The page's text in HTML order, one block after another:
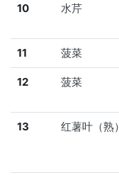
10 水芹
11 菠菜
12 菠菜
13 红薯叶（熟）